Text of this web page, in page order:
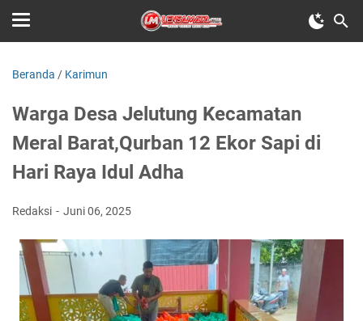
Beranda / Karimun
Warga Desa Jelutung Kecamatan
Meral Barat,Qurban 12 Ekor Sapi di
Hari Raya Idul Adha
Redaksi Juni 06, 2025